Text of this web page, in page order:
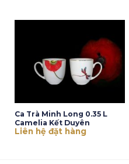
Ca Trà Minh Long 0.35 L
Camelia Kết Duyên
Liên hệ đặt hàng